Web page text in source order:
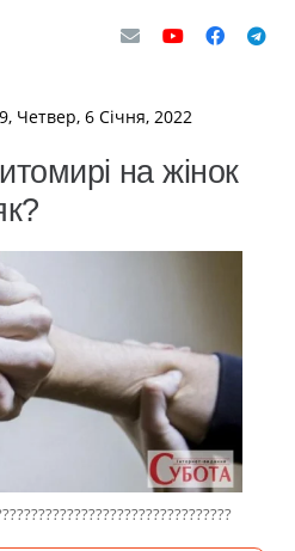
Четвер, 6 Січня, 2022
на жінок